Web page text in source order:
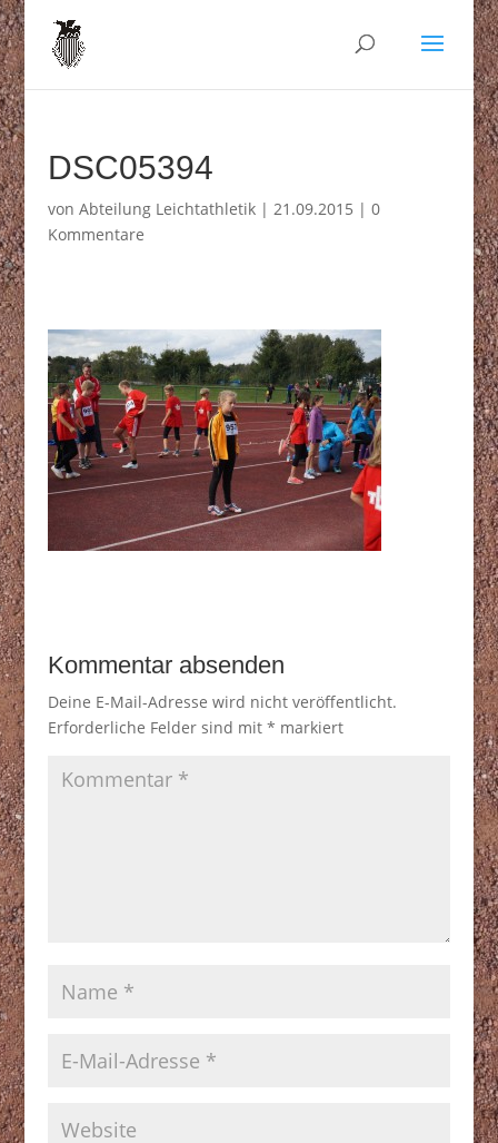
DSC05394
von Abteilung Leichtathletik| 21.09.2015 | 0
Kommentare
Kommentar absenden
Deine E-Mail-Adresse wird nicht veröffentlicht.
Erforderliche Felder sind mit * markiert